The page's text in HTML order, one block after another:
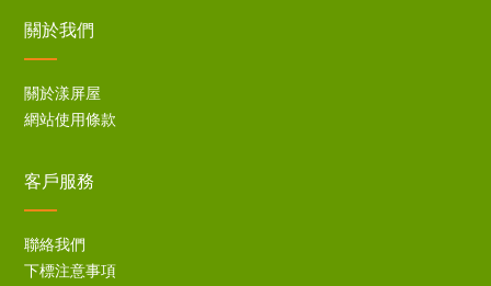
關於我們
關於漾屏屋
網站使用條款
客戶服務
聯絡我們
下標注意事項